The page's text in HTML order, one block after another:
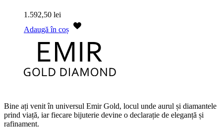
1.592,50 lei
Adaugă în coș
Bine ați venit în universul Emir Gold, locul unde aurul și diamantele
prind viață, iar fiecare bijuterie devine o declarație de eleganță și
rafinament.